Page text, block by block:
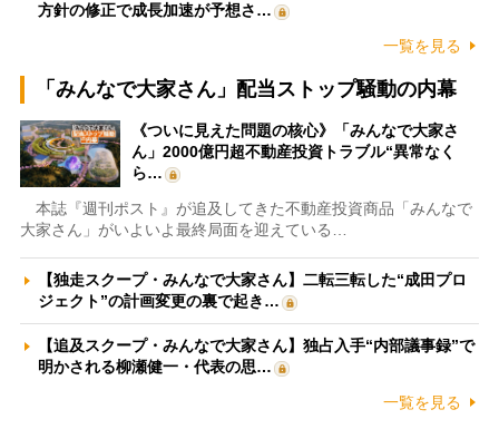
方針の修正で成長加速が予想さ…
一覧を見る
「みんなで大家さん」配当ストップ騒動の内幕
《ついに見えた問題の核心》「みんなで大家さ
ん」2000億円超不動産投資トラブル“異常なく
ら…
本誌『週刊ポスト』が追及してきた不動産投資商品「みんなで
大家さん」がいよいよ最終局面を迎えている…
【独走スクープ・みんなで大家さん】二転三転した“成田プロ
ジェクト”の計画変更の裏で起き…
【追及スクープ・みんなで大家さん】独占入手“内部議事録”で
明かされる柳瀬健一・代表の思…
一覧を見る